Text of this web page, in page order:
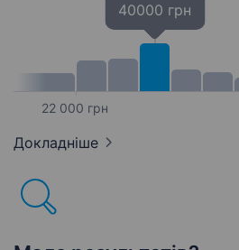
22 000 грн
40000 грн
Докладніше